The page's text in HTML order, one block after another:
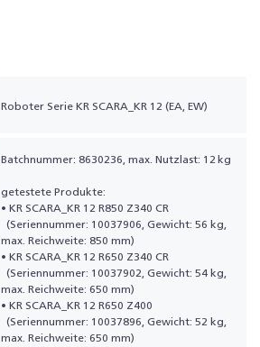
Roboter Serie KR SCARA_KR 12 (EA, EW)
Batchnummer: 8630236, max. Nutzlast: 12 kg
getestete Produkte:
• KR SCARA_KR 12 R850 Z340 CR
(Seriennummer: 10037906, Gewicht: 56 kg,
max. Reichweite: 850 mm)
• KR SCARA_KR 12 R650 Z340 CR
(Seriennummer: 10037902, Gewicht: 54 kg,
max. Reichweite: 650 mm)
• KR SCARA_KR 12 R650 Z400
(Seriennummer: 10037896, Gewicht: 52 kg,
max. Reichweite: 650 mm)